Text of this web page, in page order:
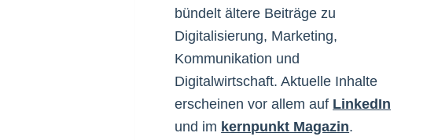
bündelt ältere Beiträge zu
Digitalisierung, Marketing,
Kommunikation und
Digitalwirtschaft. Aktuelle Inhalte
erscheinen vor allem auf LinkedIn
und im kernpunkt Magazin.